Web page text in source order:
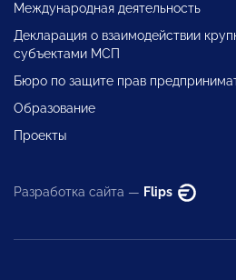
Международная деятельность
Декларация о взаимодействии
субъектами МСП
Бюро по защите прав
Образование
Проекты
Разработка сайта — Flips